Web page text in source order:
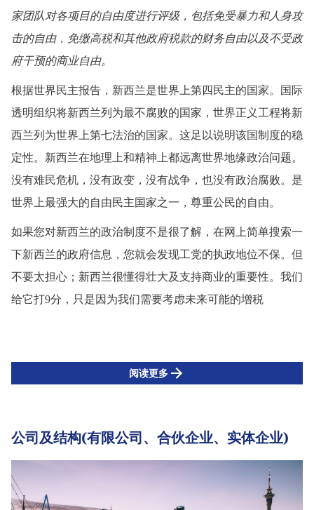
家团队对各项目的自由度进行评级，包括免受暴力和人身攻
击的自由，免缴高税和其他政府税款的财务自由以及不受政
府干预的商业自由。
根据世界民主报告，新西兰是世界上第四民主的国家。国际
透明组织将新西兰列为最不腐败的国家，世界正义工程将新
西兰列为世界上第七法治的国家。这足以说明该国制度的稳
定性。新西兰在地理上和精神上都远离世界地缘政治问题。
没有难民危机，没有政变，没有战争，也没有政治腐败。是
世界上最强大的自由民主国家之一，尊重公民的自由。
如果您对新西兰的政治制度不是很了解，在网上简单搜索一
下新西兰的政府信息，您就会发现工党的执政地位不保。但
不要太担心；新西兰很懂得壮大及支持商业的重要性。我们
给它打9分，只是因为我们需要考虑未来可能的增税
阅读更多
公司及结构(有限公司、合伙企业、实体企业)